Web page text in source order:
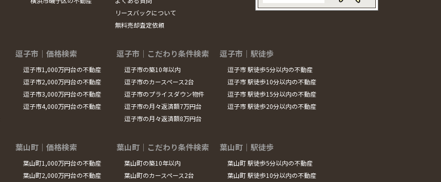
リースバックについて
無料売却査定依頼
逗子市｜価格検索
逗子市1,000万円台の不動産
逗子市2,000万円台の不動産
逗子市3,000万円台の不動産
逗子市4,000万円台の不動産
逗子市｜こだわり条件検索
逗子市の築10年以内
逗子市のカースペース2台
逗子市のプライスダウン物件
逗子市の月々返済額7万円台
逗子市の月々返済額8万円台
逗子市｜駅徒歩
逗子市 駅徒歩5分以内の不動産
逗子市 駅徒歩10分以内の不動産
逗子市 駅徒歩15分以内の不動産
逗子市 駅徒歩20分以内の不動産
葉山町｜価格検索
葉山町1,000万円台の不動産
葉山町2,000万円台の不動産
葉山町｜こだわり条件検索
葉山町の築10年以内
葉山町のカースペース2台
葉山町｜駅徒歩
葉山町 駅徒歩5分以内の不動産
葉山町 駅徒歩10分以内の不動産